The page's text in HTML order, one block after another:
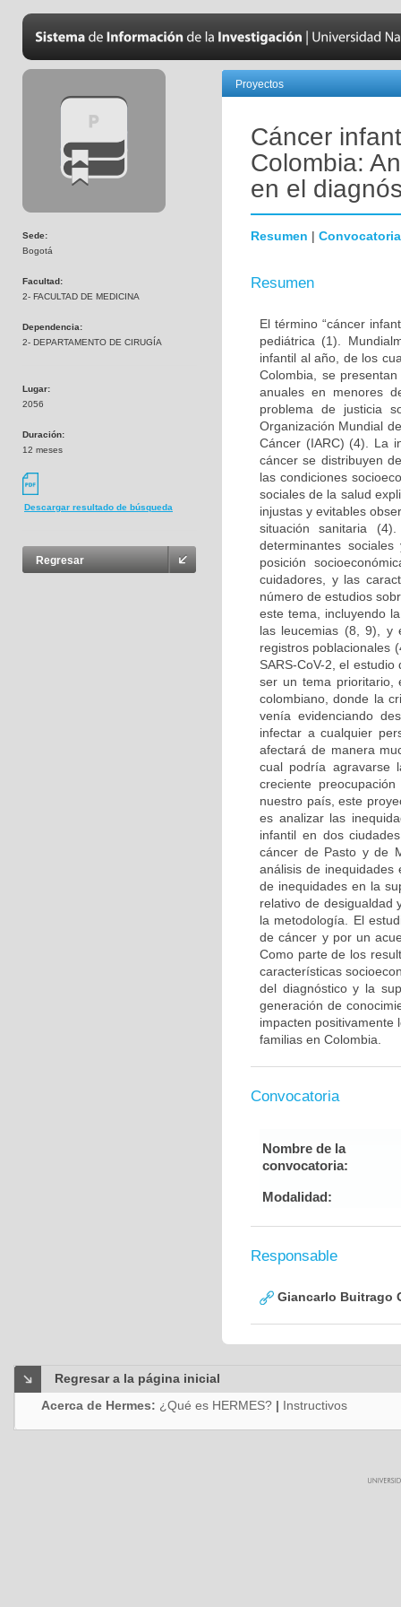
Sede:
Bogotá
Facultad:
2- FACULTAD DE MEDICINA
Dependencia:
2- DEPARTAMENTO DE CIRUGÍA
Lugar:
2056
Duración:
12 meses
Descargar resultado de búsqueda
Regresar
Proyectos
Cáncer
Colombia:
en el
Resumen | Convocatoria
Resumen
El término “cáncer
pediátrica (1).
infantil al año, de los
Colombia, se
anuales en menores
problema de justicia
Organización Mundial
Cáncer (IARC) (4). La
cáncer se distribuyen
las condiciones
sociales de la salud
injustas y evitables
situación sanitaria
determinantes
posición
cuidadores, y las
número de estudios
este tema, incluyendo
las leucemias (8, 9), y
registros poblacionales
SARS-CoV-2, el
ser un tema prioritario,
colombiano, donde la
venía evidenciando
infectar a cualquier
afectará de manera
cual podría agravarse
creciente
nuestro país, este
es analizar las
infantil en dos
cáncer de Pasto y de
análisis de
de inequidades en la
relativo de desigualdad
la metodología. El
de cáncer y por un
Como parte de los
características
del diagnóstico y la
generación de
impacten positivamente
familias en Colombia.
Convocatoria
Nombre de la
convocatoria:
Modalidad:
Responsable
Giancarlo Buitrago
Regresar a la página inicial
Acerca de Hermes: ¿Qué es HERMES? | Instructivos